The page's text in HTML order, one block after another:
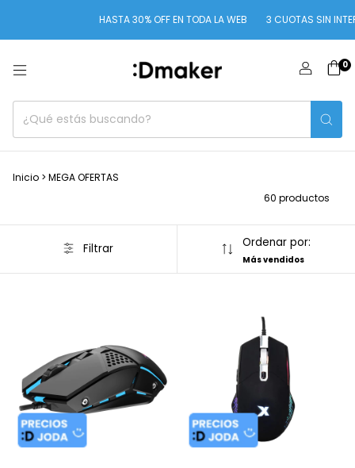
HASTA 30% OFF EN TODA LA WEB 3 CUOTAS SIN INTERÉS EN
0
Inicio > MEGA OFERTAS
60 productos
Filtrar Ordenar por:
Más vendidos